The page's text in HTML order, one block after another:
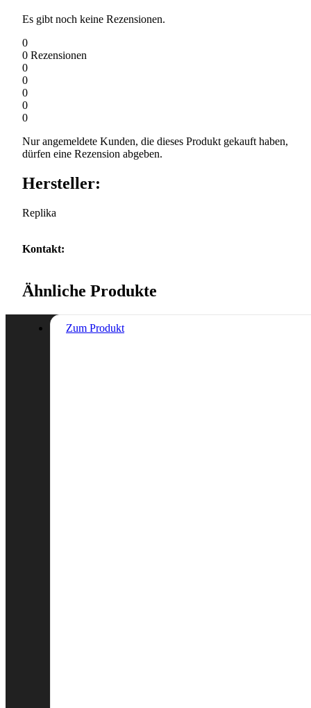
Es gibt noch keine Rezensionen.
0
0 Rezensionen
0
0
0
0
0
Nur angemeldete Kunden, die dieses Produkt gekauft haben,
dürfen eine Rezension abgeben.
Hersteller:
Replika
Kontakt:
Ähnliche Produkte
Zum Produkt